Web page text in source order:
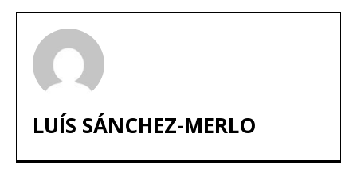
LUÍS SÁNCHEZ-MERLO